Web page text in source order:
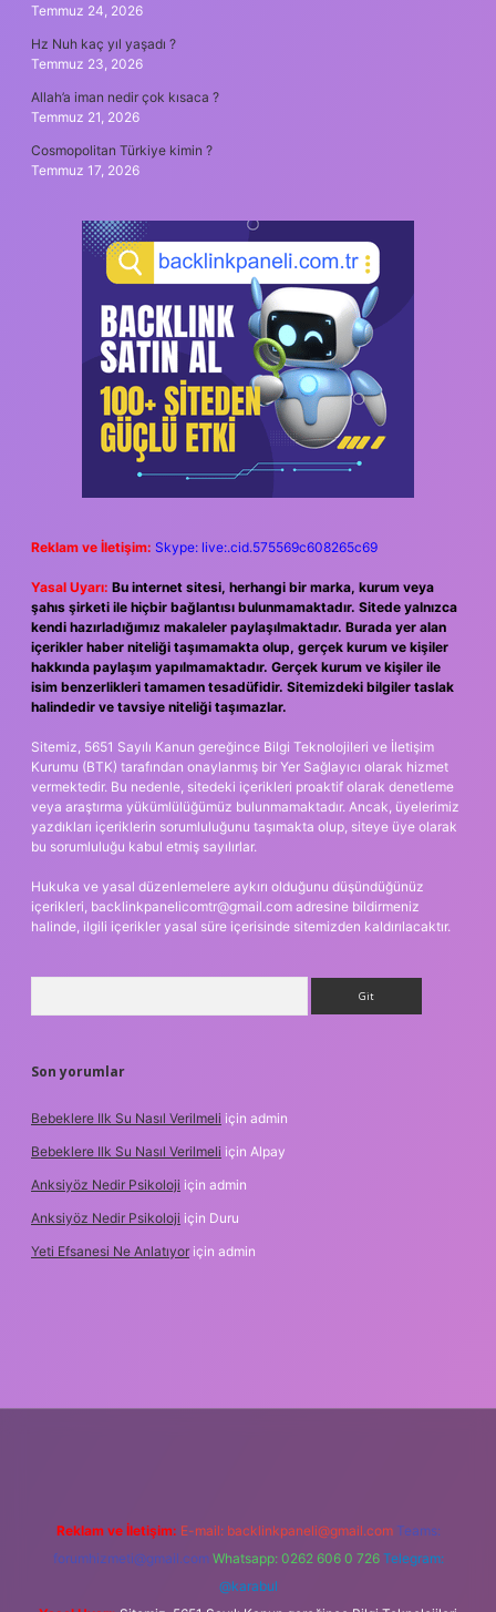
Temmuz 24, 2026
Hz Nuh kaç yıl yaşadı ?
Temmuz 23, 2026
Allah’a iman nedir çok kısaca ?
Temmuz 21, 2026
Cosmopolitan Türkiye kimin ?
Temmuz 17, 2026
Reklam ve İletişim: Skype: live:.cid.575569c608265c69
Yasal Uyarı: Bu internet sitesi, herhangi bir marka, kurum veya
şahıs şirketi ile hiçbir bağlantısı bulunmamaktadır. Sitede yalnızca
kendi hazırladığımız makaleler paylaşılmaktadır. Burada yer alan
içerikler haber niteliği taşımamakta olup, gerçek kurum ve kişiler
hakkında paylaşım yapılmamaktadır. Gerçek kurum ve kişiler ile
isim benzerlikleri tamamen tesadüfidir. Sitemizdeki bilgiler taslak
halindedir ve tavsiye niteliği taşımazlar.
Sitemiz, 5651 Sayılı Kanun gereğince Bilgi Teknolojileri ve İletişim
Kurumu (BTK) tarafından onaylanmış bir Yer Sağlayıcı olarak hizmet
vermektedir. Bu nedenle, sitedeki içerikleri proaktif olarak denetleme
veya araştırma yükümlülüğümüz bulunmamaktadır. Ancak, üyelerimiz
yazdıkları içeriklerin sorumluluğunu taşımakta olup, siteye üye olarak
bu sorumluluğu kabul etmiş sayılırlar.
Hukuka ve yasal düzenlemelere aykırı olduğunu düşündüğünüz
içerikleri, backlinkpanelicomtr@gmail.com adresine bildirmeniz
halinde, ilgili içerikler yasal süre içerisinde sitemizden kaldırılacaktır.
Son yorumlar
Bebeklere Ilk Su Nasıl Verilmeli için admin
Bebeklere Ilk Su Nasıl Verilmeli için Alpay
Anksiyöz Nedir Psikoloji için admin
Anksiyöz Nedir Psikoloji için Duru
Yeti Efsanesi Ne Anlatıyor için admin
Reklam ve İletişim: E-mail: backlinkpaneli@gmail.com Teams:
forumhizmeti@gmail.com Whatsapp: 0262 606 0 726 Telegram:
@karabul